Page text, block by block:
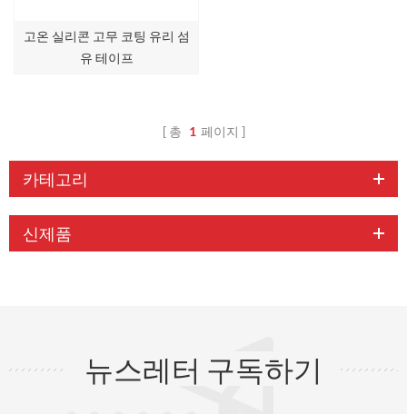
고온 실리콘 고무 코팅 유리 섬
유 테이프
총 1 페이지
카테고리
신제품
뉴스레터 구독하기